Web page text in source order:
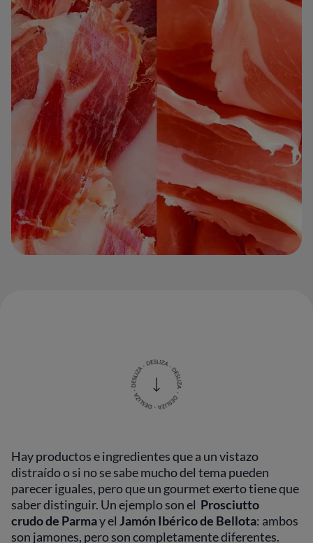
Hay productos e ingredientes que a un vistazo
distraído o si no se sabe mucho del tema pueden
parecer iguales, pero que un gourmet exerto tiene que
saber distinguir. Un ejemplo son el Prosciutto
crudo de Parmay el Jamón Ibéricode Bellota: ambos
son jamones, pero son completamente diferentes.